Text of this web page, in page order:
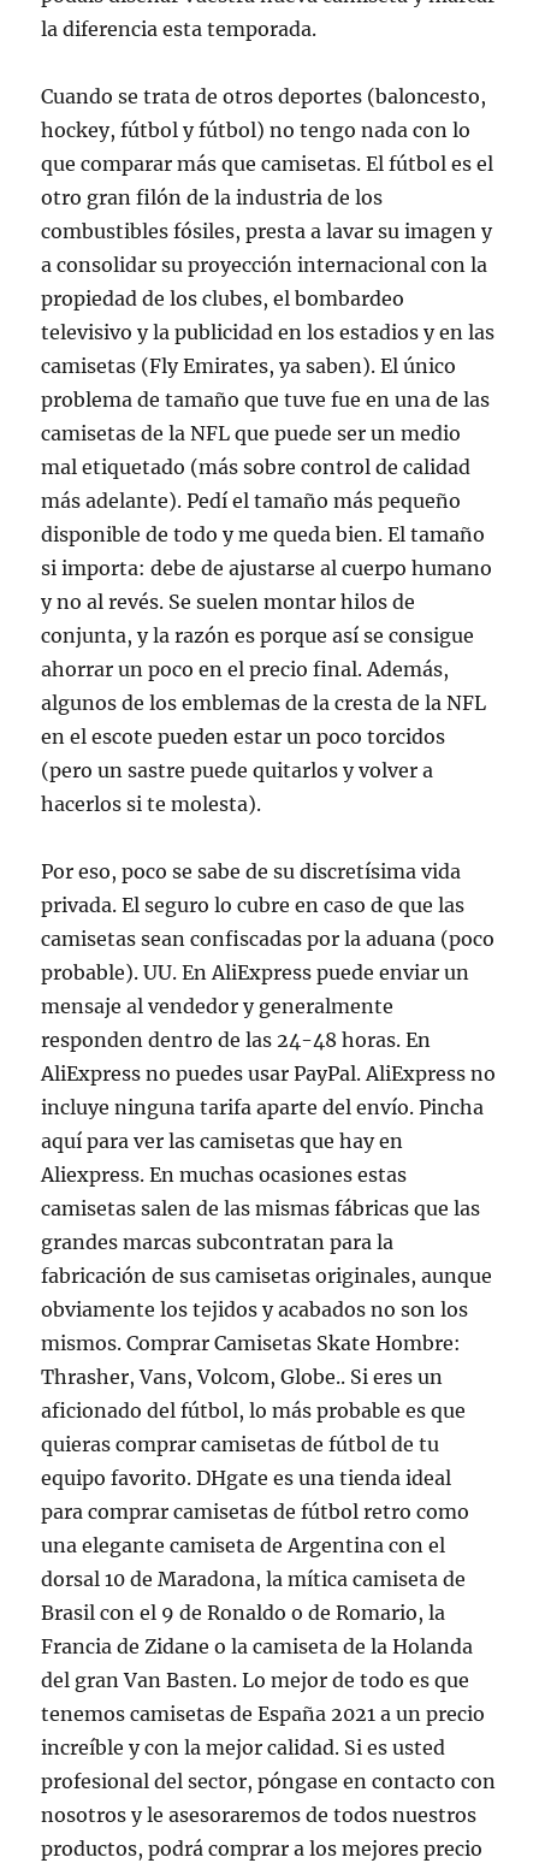
la diferencia esta temporada.
Cuando se trata de otros deportes (baloncesto,
hockey, fútbol y fútbol) no tengo nada con lo
que comparar más que camisetas. El fútbol es el
otro gran filón de la industria de los
combustibles fósiles, presta a lavar su imagen y
a consolidar su proyección internacional con la
propiedad de los clubes, el bombardeo
televisivo y la publicidad en los estadios y en las
camisetas (Fly Emirates, ya saben). El único
problema de tamaño que tuve fue en una de las
camisetas de la NFL que puede ser un medio
mal etiquetado (más sobre control de calidad
más adelante). Pedí el tamaño más pequeño
disponible de todo y me queda bien. El tamaño
si importa: debe de ajustarse al cuerpo humano
y no al revés. Se suelen montar hilos de
conjunta, y la razón es porque así se consigue
ahorrar un poco en el precio final. Además,
algunos de los emblemas de la cresta de la NFL
en el escote pueden estar un poco torcidos
(pero un sastre puede quitarlos y volver a
hacerlos si te molesta).
Por eso, poco se sabe de su discretísima vida
privada. El seguro lo cubre en caso de que las
camisetas sean confiscadas por la aduana (poco
probable). UU. En AliExpress puede enviar un
mensaje al vendedor y generalmente
responden dentro de las 24-48 horas. En
AliExpress no puedes usar PayPal. AliExpress no
incluye ninguna tarifa aparte del envío. Pincha
aquí para ver las camisetas que hay en
Aliexpress. En muchas ocasiones estas
camisetas salen de las mismas fábricas que las
grandes marcas subcontratan para la
fabricación de sus camisetas originales, aunque
obviamente los tejidos y acabados no son los
mismos. Comprar Camisetas Skate Hombre:
Thrasher, Vans, Volcom, Globe.. Si eres un
aficionado del fútbol, lo más probable es que
quieras comprar camisetas de fútbol de tu
equipo favorito. DHgate es una tienda ideal
para comprar camisetas de fútbol retro como
una elegante camiseta de Argentina con el
dorsal 10 de Maradona, la mítica camiseta de
Brasil con el 9 de Ronaldo o de Romario, la
Francia de Zidane o la camiseta de la Holanda
del gran Van Basten. Lo mejor de todo es que
tenemos camisetas de España 2021 a un precio
increíble y con la mejor calidad. Si es usted
profesional del sector, póngase en contacto con
nosotros y le asesoraremos de todos nuestros
productos, podrá comprar a los mejores precio